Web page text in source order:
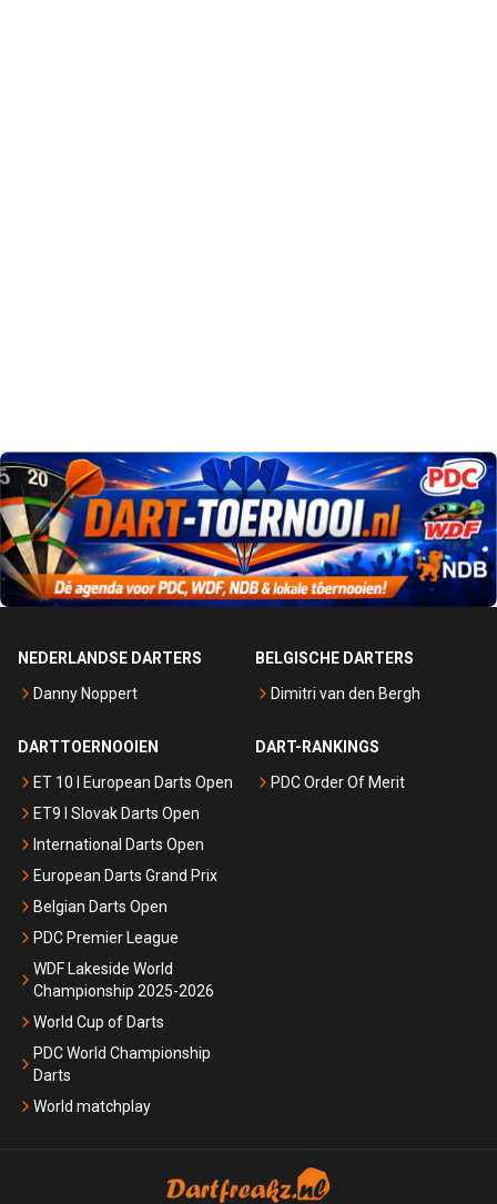
NEDERLANDSE DARTERS
Danny Noppert
BELGISCHE DARTERS
Dimitri van den Bergh
DARTTOERNOOIEN
ET 10 I European Darts Open
ET9 I Slovak Darts Open
International Darts Open
European Darts Grand Prix
Belgian Darts Open
PDC Premier League
WDF Lakeside World
Championship 2025-2026
World Cup of Darts
PDC World Championship
Darts
World matchplay
DART-RANKINGS
PDC Order Of Merit